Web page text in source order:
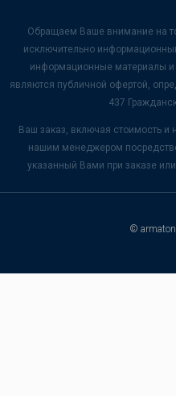
Обращаем Ваше внимание на
исключительно
информационные материалы
являются публичной офертой,
437
Ваш заказ, включая стоимость и
нашим менеджером
указанный Вами при заказе
©